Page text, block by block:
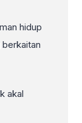
hidup
akal